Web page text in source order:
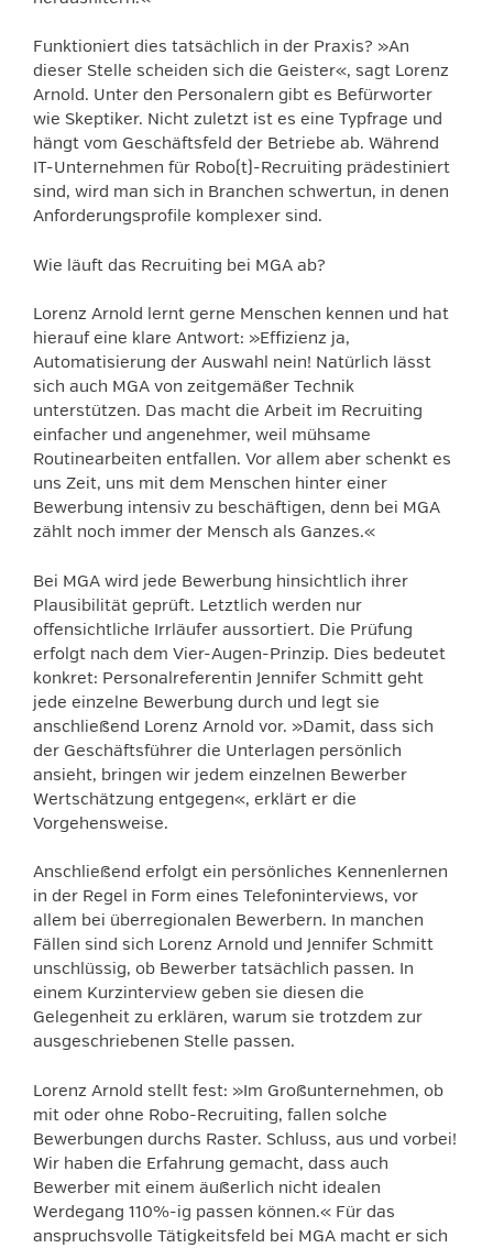
Funktioniert dies tatsächlich in der Praxis? »An
dieser Stelle scheiden sich die Geister«, sagt Lorenz
Arnold. Unter den Personalern gibt es Befürworter
wie Skeptiker. Nicht zuletzt ist es eine Typfrage und
hängt vom Geschäftsfeld der Betriebe ab. Während
IT-Unternehmen für Robo(t)-Recruiting prädestiniert
sind, wird man sich in Branchen schwertun, in denen
Anforderungsprofile komplexer sind.
Wie läuft das Recruiting bei MGA ab?
Lorenz Arnold lernt gerne Menschen kennen und hat
hierauf eine klare Antwort: »Effizienz ja,
Automatisierung der Auswahl nein! Natürlich lässt
sich auch MGA von zeitgemäßer Technik
unterstützen. Das macht die Arbeit im Recruiting
einfacher und angenehmer, weil mühsame
Routinearbeiten entfallen. Vor allem aber schenkt es
uns Zeit, uns mit dem Menschen hinter einer
Bewerbung intensiv zu beschäftigen, denn bei MGA
zählt noch immer der Mensch als Ganzes.«
Bei MGA wird jede Bewerbung hinsichtlich ihrer
Plausibilität geprüft. Letztlich werden nur
offensichtliche Irrläufer aussortiert. Die Prüfung
erfolgt nach dem Vier-Augen-Prinzip. Dies bedeutet
konkret: Personalreferentin Jennifer Schmitt geht
jede einzelne Bewerbung durch und legt sie
anschließend Lorenz Arnold vor. »Damit, dass sich
der Geschäftsführer die Unterlagen persönlich
ansieht, bringen wir jedem einzelnen Bewerber
Wertschätzung entgegen«, erklärt er die
Vorgehensweise.
Anschließend erfolgt ein persönliches Kennenlernen
in der Regel in Form eines Telefoninterviews, vor
allem bei überregionalen Bewerbern. In manchen
Fällen sind sich Lorenz Arnold und Jennifer Schmitt
unschlüssig, ob Bewerber tatsächlich passen. In
einem Kurzinterview geben sie diesen die
Gelegenheit zu erklären, warum sie trotzdem zur
ausgeschriebenen Stelle passen.
Lorenz Arnold stellt fest: »Im Großunternehmen, ob
mit oder ohne Robo-Recruiting, fallen solche
Bewerbungen durchs Raster. Schluss, aus und vorbei!
Wir haben die Erfahrung gemacht, dass auch
Bewerber mit einem äußerlich nicht idealen
Werdegang 110%-ig passen können.« Für das
anspruchsvolle Tätigkeitsfeld bei MGA macht er sich